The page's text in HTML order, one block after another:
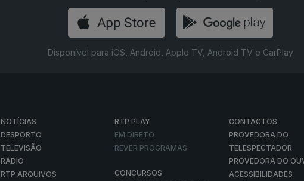
Disponível para iOS, Android, Apple TV, Android TV e CarPlay
NOTÍCIAS
DESPORTO
TELEVISÃO
RÁDIO
RTP ARQUIVOS
RTP PLAY
EM DIRETO
REVER PROGRAMAS
CONCURSOS
CONTACTOS
PROVEDORA DO
TELESPECTADOR
PROVEDORA DO
ACESSIBILIDADES